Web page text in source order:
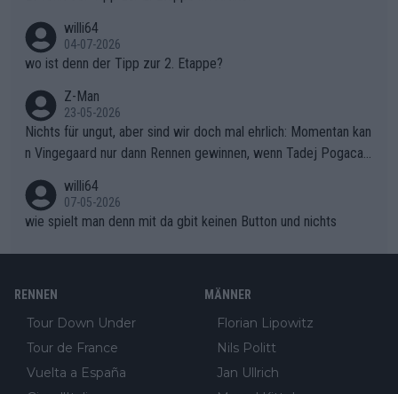
gibt. Diese Etappe wird sicher als der psychologische Wendep
unkt dieser Tour in die Geschichte eingehen. Wenn man bei so
einem harten Aufstieg einmal den Moment verpasst und der K
onkurrentin die "zweite Luft" schenkt, ist der Schaden am Ber
g kaum noch zu reparieren.Vor uns liegt nun das große Finale R
ichtung Nizza. Niewiadoma hat psychologisch Oberwasser, ab
er SD Worx und Vollering müssen jetzt All-In gehen. (gregman
n)
willi64
04-07-2026
wo ist denn der Tipp zur 2. Etappe?
Z-Man
23-05-2026
Nichts für ungut, aber sind wir doch mal ehrlich: Momentan kan
n Vingegaard nur dann Rennen gewinnen, wenn Tadej Pogacar
willi64
07-05-2026
wie spielt man denn mit da gbit keinen Button und nichts
RENNEN
Tour Down Under
Tour de France
Vuelta a España
MÄNNER
Florian Lipowitz
Nils Politt
Jan Ullrich